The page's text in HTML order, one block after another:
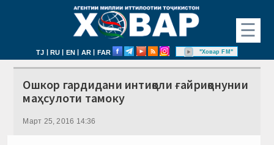
☰
TJ | RU | EN | AR | FAR "Ховар FM"
Ошкор гардидани интиқоли ғайриқонунии
маҳсулоти тамоку
Март 25, 2016 14:36